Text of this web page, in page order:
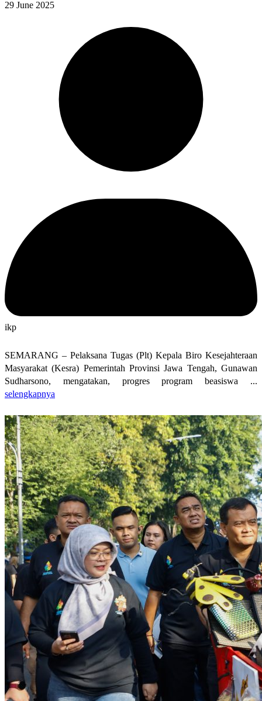
29 June 2025
ikp
SEMARANG – Pelaksana Tugas (Plt) Kepala Biro Kesejahteraan
Masyarakat (Kesra) Pemerintah Provinsi Jawa Tengah, Gunawan
Sudharsono, mengatakan, progres program beasiswa ...
selengkapnya